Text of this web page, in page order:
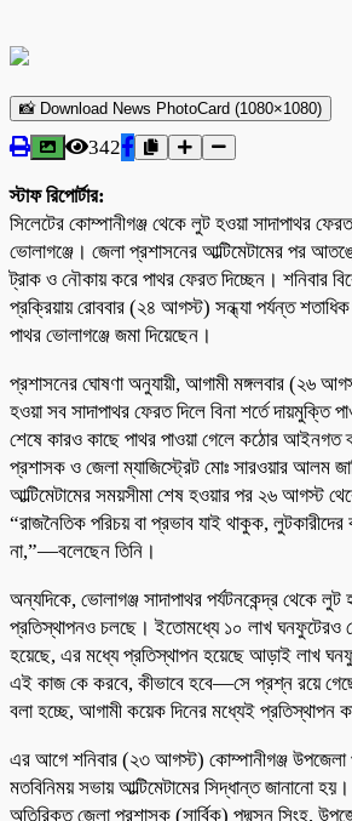
📸 Download News PhotoCard (1080×1080)
342
স্টাফ রিপোর্টার:
সিলেটের কোম্পানীগঞ্জ থেকে লুট হওয়া সাদাপাথর
ভোলাগঞ্জে। জেলা প্রশাসনের আল্টিমেটামের পর
ট্রাক ও নৌকায় করে পাথর ফেরত দিচ্ছেন। শনিবার
প্রক্রিয়ায় রোববার (২৪ আগস্ট) সন্ধ্যা পর্যন্ত
পাথর ভোলাগঞ্জে জমা দিয়েছেন।
প্রশাসনের ঘোষণা অনুযায়ী, আগামী মঙ্গলবার (২৬
হওয়া সব সাদাপাথর ফেরত দিলে বিনা শর্তে দায়মুক্তি
শেষে কারও কাছে পাথর পাওয়া গেলে কঠোর আইনগত
প্রশাসক ও জেলা ম্যাজিস্ট্রেট মোঃ সারওয়ার আলম
আল্টিমেটামের সময়সীমা শেষ হওয়ার পর ২৬ আগস্ট
“রাজনৈতিক পরিচয় বা প্রভাব যাই থাকুক,
না,”—বলেছেন তিনি।
অন্যদিকে, ভোলাগঞ্জ সাদাপাথর পর্যটনকেন্দ্র থেকে লুট
প্রতিস্থাপনও চলছে। ইতোমধ্যে ১০ লাখ ঘনফুটেরও
হয়েছে, এর মধ্যে প্রতিস্থাপন হয়েছে আড়াই লাখ
এই কাজ কে করবে, কীভাবে হবে—সে প্রশ্ন রয়ে
বলা হচ্ছে, আগামী কয়েক দিনের মধ্যেই প্রতিস্থাপন
এর আগে শনিবার (২৩ আগস্ট) কোম্পানীগঞ্জ
মতবিনিময় সভায় আল্টিমেটামের সিদ্ধান্ত জানানো
অতিরিক্ত জেলা প্রশাসক (সার্বিক) পদ্মসন সিংহ,